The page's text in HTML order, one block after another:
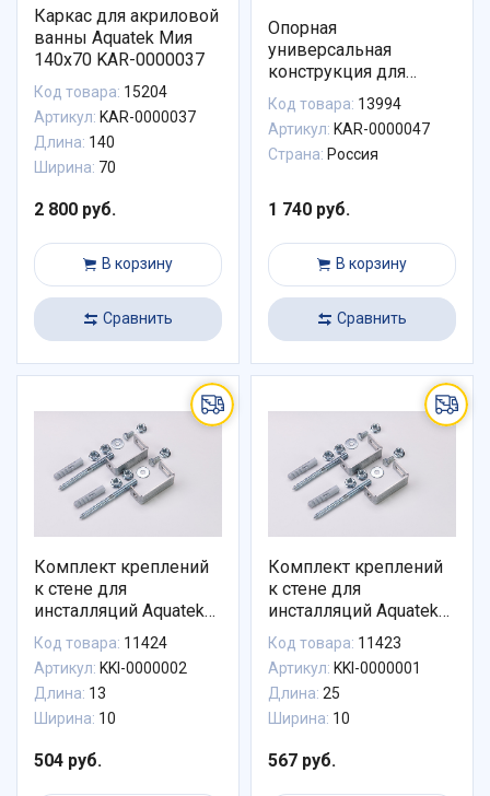
Каркас для акриловой
ванны Aquatek Мия
140х70 KAR-0000037
Код товара: 15204
Артикул: KAR-0000037
Длина: 140
Ширина: 70
2 800 руб.
В корзину
Сравнить
Опорная
универсальная
конструкция для
акриловой ванны
Aquatek KAR-0000047
Код товара: 13994
Артикул: KAR-0000047
Страна: Россия
1 740 руб.
В корзину
Сравнить
Комплект креплений
к стене для
инсталляций Aquatek
90-130 мм мм
Код товара: 11424
Артикул: KKI-0000002
Длина: 13
Ширина: 10
504 руб.
Комплект креплений
к стене для
инсталляций Aquatek
190-250 мм
Код товара: 11423
Артикул: KKI-0000001
Длина: 25
Ширина: 10
567 руб.